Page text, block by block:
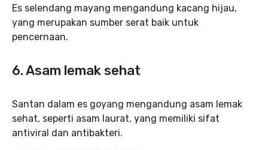
Es selendang mayang mengandung kacang hijau,
yang merupakan sumber serat baik untuk
pencernaan.
6. Asam lemak sehat
Santan dalam es goyang mengandung asam lemak
sehat, seperti asam laurat, yang memiliki sifat
antiviral dan antibakteri.